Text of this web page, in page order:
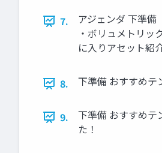
7.
アジェンダ 下準備
・ボリュメトリッ
に入りアセット紹
8. 下準備 おすすめテ
9.
下準備 おすすめテ
た！